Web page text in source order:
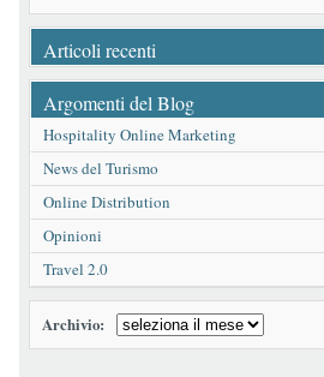
Articoli recenti
Argomenti del Blog
Hospitality Online Marketing
News del Turismo
Online Distribution
Opinioni
Travel 2.0
Archivio: